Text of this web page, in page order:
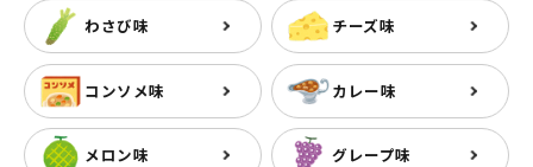
わさび味 チーズ味
コンソメ味 カレー味
メロン味 グレープ味